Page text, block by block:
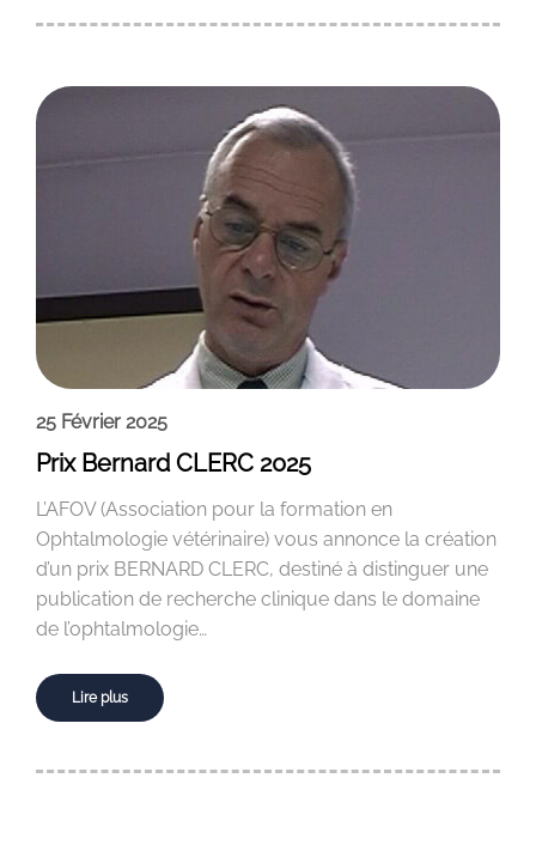
25 Février 2025
Prix Bernard CLERC 2025
L’AFOV (Association pour la formation en
Ophtalmologie vétérinaire) vous annonce la création
d’un prix BERNARD CLERC, destiné à distinguer une
publication de recherche clinique dans le domaine
de l’ophtalmologie…
Lire plus